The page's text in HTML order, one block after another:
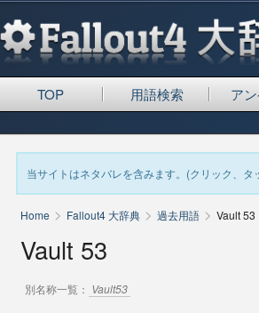
TOP 用語検索 ア
当サイトはネタバレを含みます。(クリック、
Home > Fallout4 大辞典 > 過去用語 > Vault 53
Vault 53
別名称一覧： Vault53